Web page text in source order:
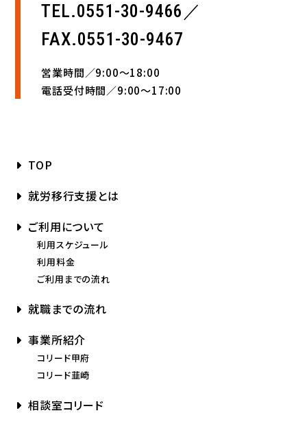
TEL.0551-30-9466／
FAX.0551-30-9467
営業時間／9:00〜18:00
電話受付時間／9:00〜17:00
TOP
就労移行支援とは
ご利用について
利用スケジュール
利用料金
ご利用までの流れ
就職までの流れ
事業所紹介
コリード甲府
コリード韮崎
相談室コリード